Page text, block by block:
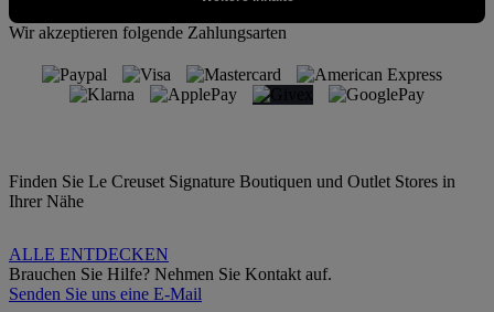
Wir akzeptieren folgende Zahlungsarten
Finden Sie Le Creuset Signature Boutiquen und Outlet Stores in
Ihrer Nähe
ALLE ENTDECKEN
Brauchen Sie Hilfe? Nehmen Sie Kontakt auf.
Senden Sie uns eine E-Mail